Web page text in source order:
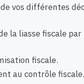
vos différentes
la liasse fiscale
fiscale.
au contrôle fiscale.